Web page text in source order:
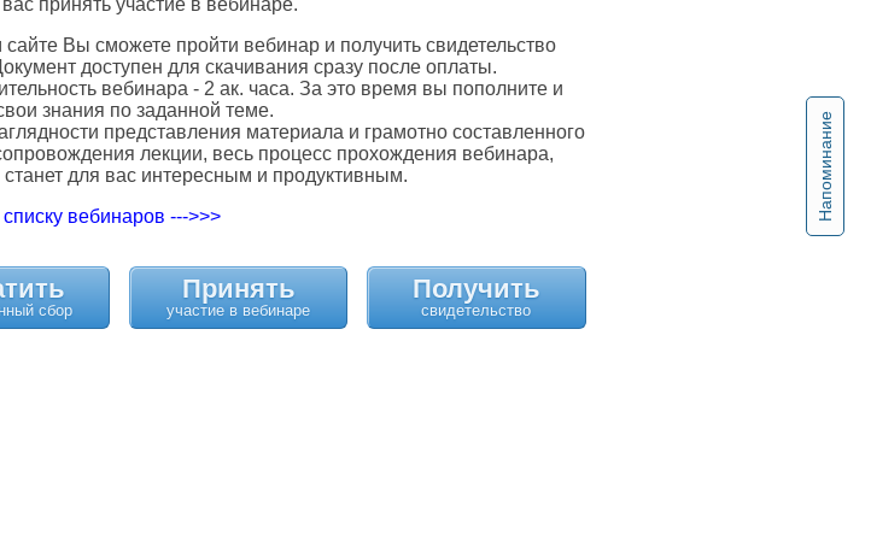
Напоминание
принять участие в вебинаре.
Вы сможете пройти вебинар и получить свидетельство
доступен для скачивания сразу после оплаты.
вебинара - 2 ак. часа. За это время вы пополните и
знания по заданной теме.
представления материала и грамотно составленного
лекции, весь процесс прохождения вебинара,
станет для вас интересным и продуктивным.
списку вебинаров --->>>
редакционный сбор
Принять Получить